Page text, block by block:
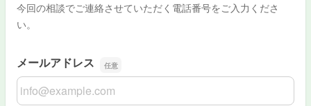
今回の相談でご連絡させていただく電話番号をご入力くださ
い。
メールアドレス
メールアドレス